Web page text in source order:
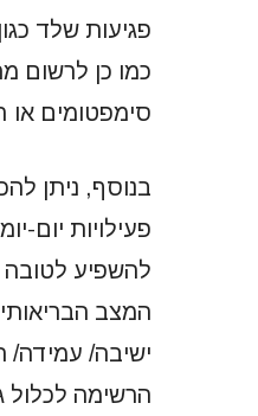
פגיעות שלד
כמו כן לרשום
סימפטומים או
בנוסף, ניתן
פעילויות יום-
להשפיע
המצב
ישיבה/ עמידה/
הרשימה לכלול